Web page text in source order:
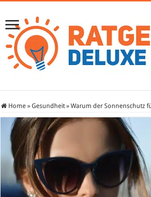
Home » Gesundheit » Warum der Sonnenschutz